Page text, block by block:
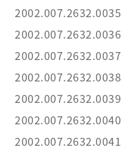
2002.007.2632.0035
2002.007.2632.0036
2002.007.2632.0037
2002.007.2632.0038
2002.007.2632.0039
2002.007.2632.0040
2002.007.2632.0041